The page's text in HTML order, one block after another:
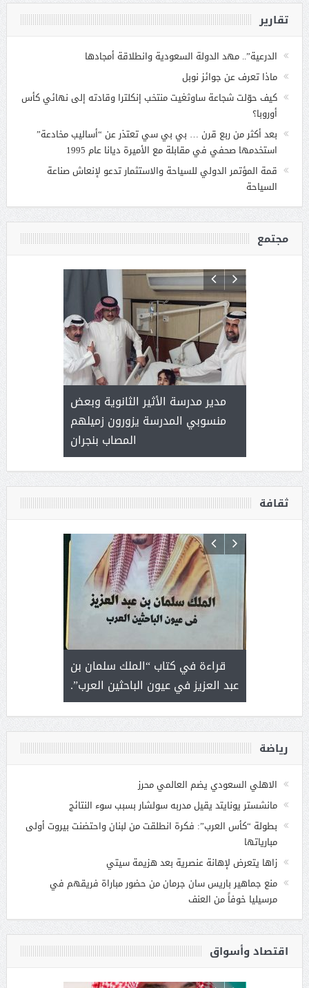
تقارير
الدرعية”.. مهد الدولة السعودية وانطلاقة أمجادها
ماذا تعرف عن جوائز نوبل
كيف حوّلت شجاعة ساوثغيت منتخب إنكلترا وقادته إلى نهائي كأس
أوروبا؟
بعد أكثر من ربع قرن … بي بي سي تعتذر عن “أساليب مخادعة”
استخدمها صحفي في مقابلة مع الأميرة ديانا عام 1995
قمة المؤتمر الدولي للسياحة والاستثمار تدعو لإنعاش صناعة
السياحة
مجتمع
( محمد
مدير مدرسة الأثير الثانوية وبعض
منسوبي المدرسة يزورون زميلهم
المصاب بنجران
) .. ميراث
ثقافة
قراءة في كتاب “الملك سلمان بن
عبد العزيز في عيون الباحثين العرب”.
لايعرف
رياضة
الاهلي السعودي يضم العالمي محرز
مانشستر يونايتد يقيل مدربه سولشار بسبب سوء النتائج
بطولة “كأس العرب”: فكرة انطلقت من لبنان واحتضنت بيروت أولى
مبارياتها
زاها يتعرض لإهانة عنصرية بعد هزيمة سيتي
منع جماهير باريس سان جرمان من حضور مباراة فريقهم في
مرسيليا خوفاً من العنف
اقتصاد وأسواق